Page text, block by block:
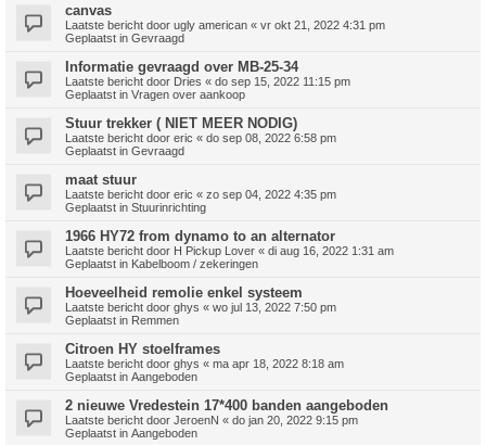
canvas
Laatste bericht door ugly american « vr okt 21, 2022 4:31 pm
Geplaatst in Gevraagd
Informatie gevraagd over MB-25-34
Laatste bericht door Dries « do sep 15, 2022 11:15 pm
Geplaatst in Vragen over aankoop
Stuur trekker ( NIET MEER NODIG)
Laatste bericht door eric « do sep 08, 2022 6:58 pm
Geplaatst in Gevraagd
maat stuur
Laatste bericht door eric « zo sep 04, 2022 4:35 pm
Geplaatst in Stuurinrichting
1966 HY72 from dynamo to an alternator
Laatste bericht door H Pickup Lover « di aug 16, 2022 1:31 am
Geplaatst in Kabelboom / zekeringen
Hoeveelheid remolie enkel systeem
Laatste bericht door ghys « wo jul 13, 2022 7:50 pm
Geplaatst in Remmen
Citroen HY stoelframes
Laatste bericht door ghys « ma apr 18, 2022 8:18 am
Geplaatst in Aangeboden
2 nieuwe Vredestein 17*400 banden aangeboden
Laatste bericht door JeroenN « do jan 20, 2022 9:15 pm
Geplaatst in Aangeboden